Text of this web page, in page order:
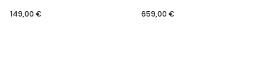
149,00 €
659,00 €